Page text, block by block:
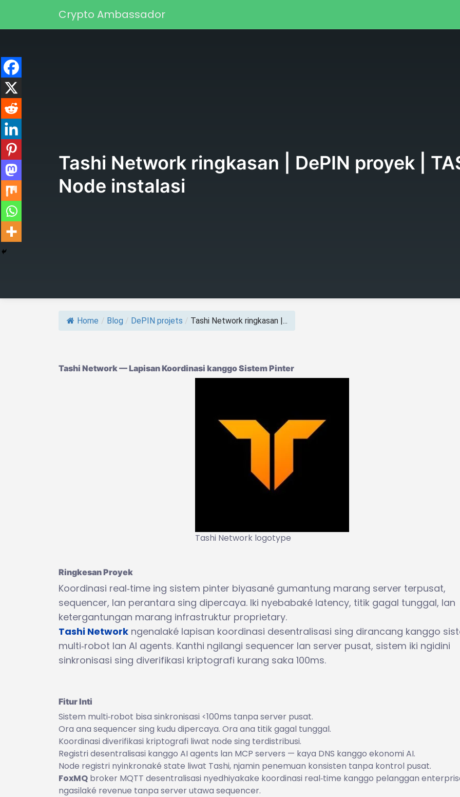
Main Navigation
Crypto Ambassador
Tashi Network ringkasan | DePIN proyek |
Node instalasi
Home / Blog / DePIN projets / Tashi Network ringkasan |...
Tashi Network — Lapisan Koordinasi kanggo Sistem Pinter
Tashi Network logotype
Ringkesan Proyek
Koordinasi real‑time ing sistem pinter biyasané gumantung marang server terpusat,
sequencer, lan perantara sing dipercaya. Iki nyebabaké latency, titik gagal tunggal, lan
ketergantungan marang infrastruktur proprietary.
Tashi Network ngenalaké lapisan koordinasi desentralisasi sing dirancang kanggo
multi‑robot lan AI agents. Kanthi ngilangi sequencer lan server pusat, sistem iki ngidini
sinkronisasi sing diverifikasi kriptografi kurang saka 100ms.
Fitur Inti
Sistem multi‑robot bisa sinkronisasi <100ms tanpa server pusat.
Ora ana sequencer sing kudu dipercaya. Ora ana titik gagal tunggal.
Koordinasi diverifikasi kriptografi liwat node sing terdistribusi.
Registri desentralisasi kanggo AI agents lan MCP servers — kaya DNS kanggo ekonomi AI.
Node registri nyinkronaké state liwat Tashi, njamin penemuan konsisten tanpa kontrol pusat.
FoxMQ broker MQTT desentralisasi nyedhiyakake koordinasi real‑time kanggo pelanggan
ngasilaké revenue tanpa server utawa sequencer.